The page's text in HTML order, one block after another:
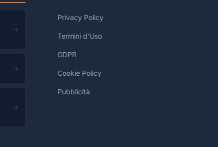
→
→
→
Privacy Policy
Termini d'Uso
GDPR
Cookie Policy
Pubblicità